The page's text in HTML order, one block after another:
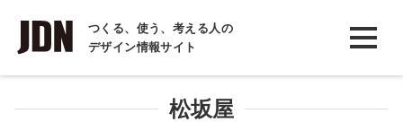
つくる、使う、考える人の
デザイン情報サイト
INTERVIEW
インタビュー
松坂屋